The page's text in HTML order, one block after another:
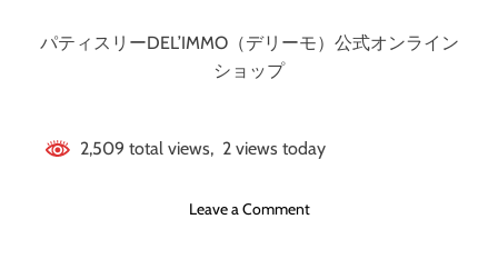
パティスリーDEL’IMMO（デリーモ）公式オンライン
ショップ
2,509 total views, 2 views today
Leave a Commento